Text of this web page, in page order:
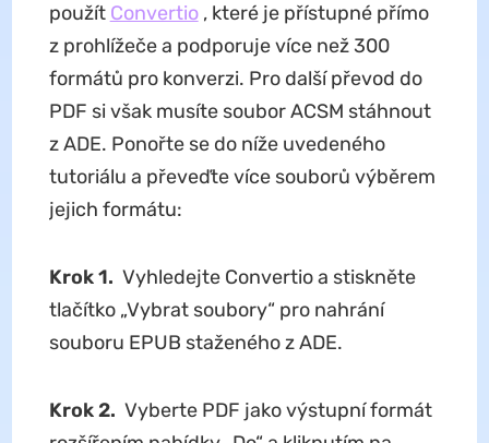
použít Convertio, které je přístupné přímo
z prohlížeče a podporuje více než 300
formátů pro konverzi. Pro další převod do
PDF si však musíte soubor ACSM stáhnout
z ADE. Ponořte se do níže uvedeného
tutoriálu a převeďte více souborů výběrem
jejich formátu:
Krok 1. Vyhledejte Convertio a stiskněte
tlačítko „Vybrat soubory“ pro nahrání
souboru EPUB staženého z ADE.
Krok 2. Vyberte PDF jako výstupní formát